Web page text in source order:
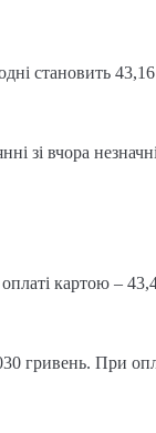
становить 43,16
зі вчора
картою –
гривень. При